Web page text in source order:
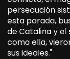
persecución
esta parada,
de Catalina y
como ella,
sus ideales."